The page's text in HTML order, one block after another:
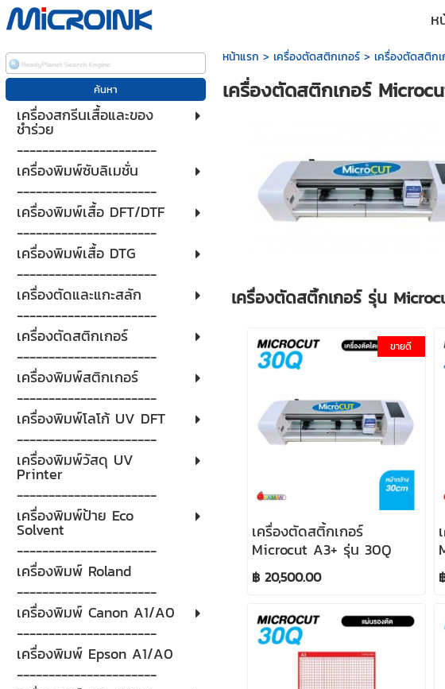
ห
เครื่องสกรีนเสื้อและของ
ชำร่วย
----------------------
เครื่องพิมพ์ซับลิเมชั่น
----------------------
เครื่องพิมพ์เสื้อ DFT/DTF
----------------------
เครื่องพิมพ์เสื้อ DTG
----------------------
เครื่องตัดและแกะสลัก
----------------------
เครื่องตัดสติกเกอร์
----------------------
เครื่องพิมพ์สติกเกอร์
----------------------
เครื่องพิมพ์โลโก้ UV DFT
----------------------
เครื่องพิมพ์วัสดุ UV
Printer
----------------------
เครื่องพิมพ์ป้าย Eco
Solvent
----------------------
เครื่องพิมพ์ Roland
----------------------
เครื่องพิมพ์ Canon A1/A0
----------------------
เครื่องพิมพ์ Epson A1/A0
----------------------
หน้าแรก > เครื่องตัดสติกเกอร์> เครื่องตัดสติก
เครื่องตัดสติกเกอร์
เครื่องตัดสติ้กเกอร์ รุ่น
ขายดี
เครื่องตัดสติ้กเกอร์
Microcut A3+ รุ่น 30Q
฿ 20,500.00